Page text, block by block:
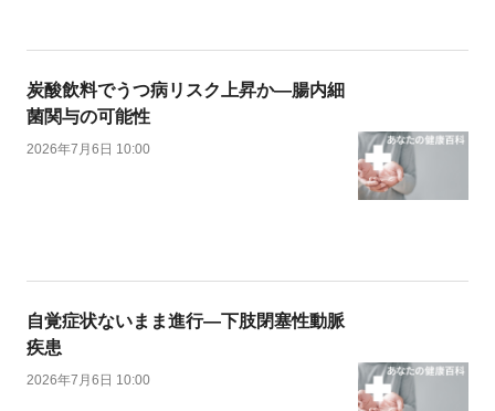
炭酸飲料でうつ病リスク上昇か―腸内細
菌関与の可能性
2026年7月6日 10:00
自覚症状ないまま進行―下肢閉塞性動脈
疾患
2026年7月6日 10:00